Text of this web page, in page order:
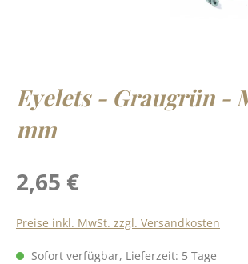
Eyelets - Graugrün -
mm
Regulärer Preis:
2,65 €
Preise inkl. MwSt. zzgl. Versandkosten
Sofort verfügbar, Lieferzeit: 5 Tage